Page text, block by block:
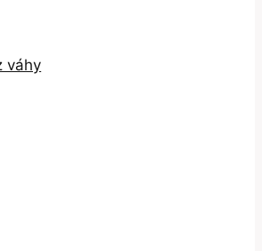
váhy